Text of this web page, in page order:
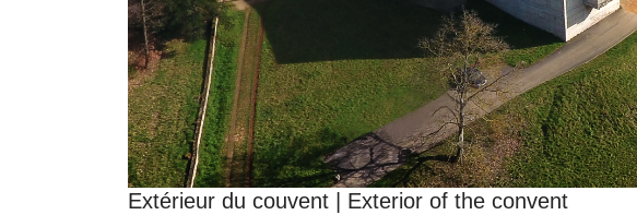
Extérieur du couvent | Exterior of the convent